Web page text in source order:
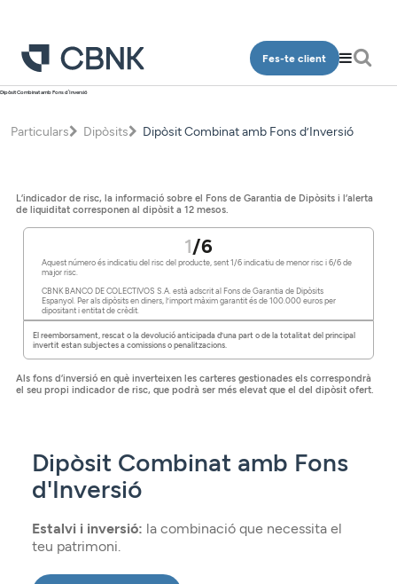
Fes-te client
Particulars
Comptes
Finançament
Plans de pensions
Targetes
Assegurances
Serveis
Qui som
Contacte
Accés clients
Dipòsit Combinat amb Fons d’Inversió
Particulars Dipòsits Dipòsit Combinat amb Fons d’Inversió
L’indicador de risc, la informació sobre el Fons de Garantia de Dipòsits i l’alerta
de liquiditat corresponen al dipòsit a 12 mesos.
1/6
Aquest número és indicatiu del risc del producte, sent 1/6 indicatiu de menor risc i 6/6 de
major risc.
CBNK BANCO DE COLECTIVOS S.A. està adscrit al Fons de Garantia de Dipòsits
Espanyol. Per als dipòsits en diners, l’import màxim garantit és de 100.000 euros per
dipositant i entitat de crèdit.
El reemborsament, rescat o la devolució anticipada d’una part o de la totalitat del principal
invertit estan subjectes a comissions o penalitzacions.
Als fons d’inversió en què inverteixen les carteres gestionades els correspondrà
el seu propi indicador de risc, que podrà ser més elevat que el del dipòsit ofert.
Dipòsit Combinat amb Fons
d'Inversió
Estalvi i inversió: la combinació que necessita el
teu patrimoni.